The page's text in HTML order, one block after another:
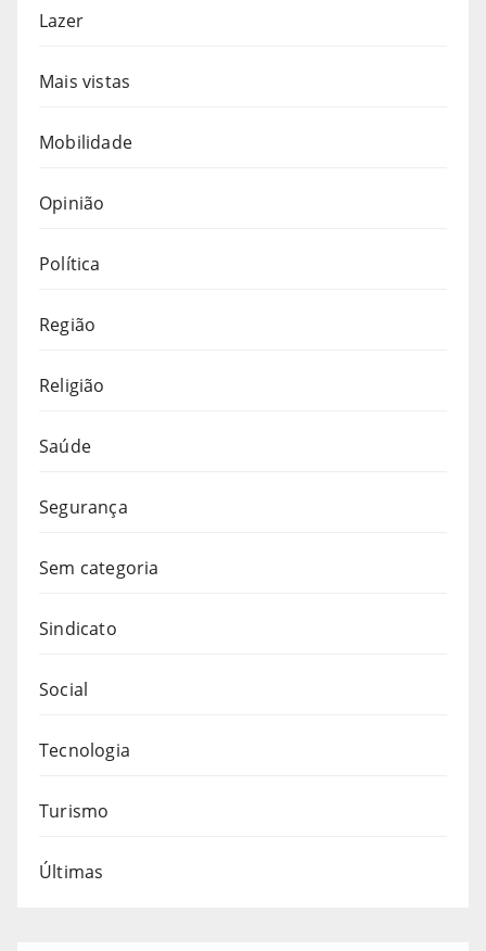
Lazer
Mais vistas
Mobilidade
Opinião
Política
Região
Religião
Saúde
Segurança
Sem categoria
Sindicato
Social
Tecnologia
Turismo
Últimas